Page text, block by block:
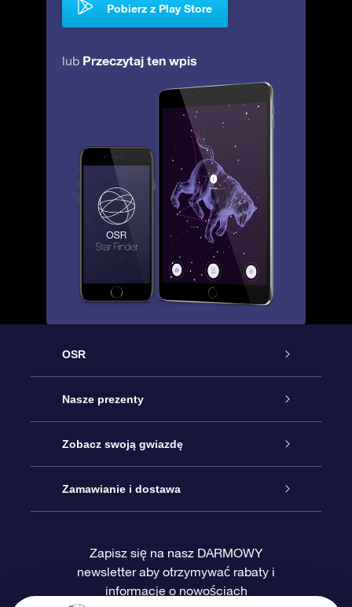
Pobierz z Play Store
lub Przeczytaj ten wpis
OSR
Obsługa
Kontakt
Blog
Recenzje
Nasze prezenty
Podarunek Gwiazda Online
Pakiet Podarunkowy OSR
Karta podarunkowa OSR
Zobacz swoją gwiazdę
Rejestr Gwiazd
Sprsonalizowana Strona Gwiazdy
Zamawianie i dostawa
Metody płatności
Zapisz się na nasz DARMOWY
newsletter aby otrzymywać rabaty i
informacje o nowościach